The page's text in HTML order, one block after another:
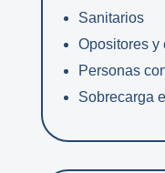
Sanitarios
Opositores y
Personas
Sobrecarga